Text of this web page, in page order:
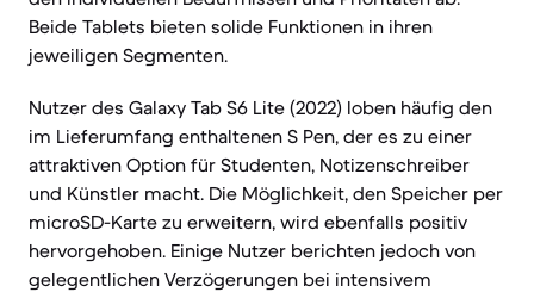
Beide Tablets bieten solide Funktionen in ihren
jeweiligen Segmenten.
Nutzer des Galaxy Tab S6 Lite (2022) loben häufig den
im Lieferumfang enthaltenen S Pen, der es zu einer
attraktiven Option für Studenten, Notizenschreiber
und Künstler macht. Die Möglichkeit, den Speicher per
microSD-Karte zu erweitern, wird ebenfalls positiv
hervorgehoben. Einige Nutzer berichten jedoch von
gelegentlichen Verzögerungen bei intensivem